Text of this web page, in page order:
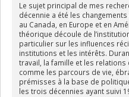
Le sujet principal de mes
décennie a été les
au Canada, en Europe et en
théorique découle de
particulier sur les influences
institutions et les intérêts.
travail, la famille et les
comme les parcours de vie,
prémisses à la base de
les trois décennies ayant suivi